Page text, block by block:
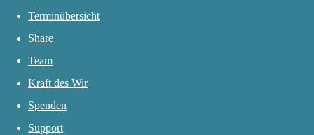
Terminübersicht
Share
Team
Kraft des Wir
Spenden
Support